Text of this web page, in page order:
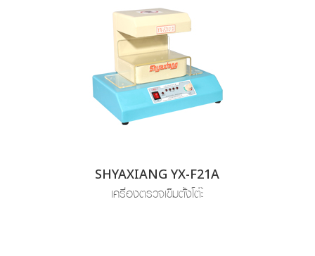
SHYAXIANG YX-F21A
เครื่องตรวจเข็มตั้งโต๊ะ